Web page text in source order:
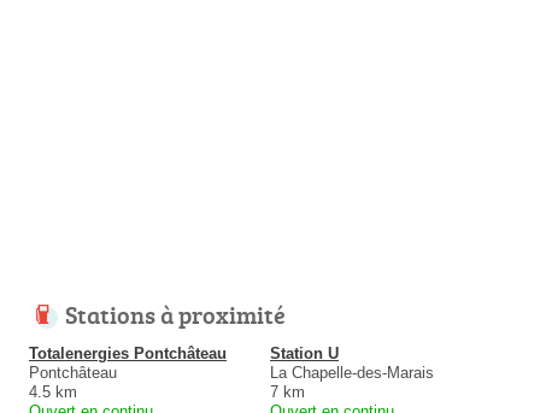
Stations à proximité
Totalenergies Pontchâteau
Pontchâteau
4.5 km
Station U
La Chapelle-des-Marais
7 km